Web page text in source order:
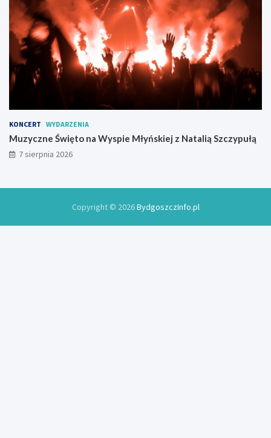
KONCERT WYDARZENIA
Muzyczne Święto na Wyspie Młyńskiej z Natalią Szczypułą
7 sierpnia 2026
Copyright © 2026BydgoszczInfo.pl